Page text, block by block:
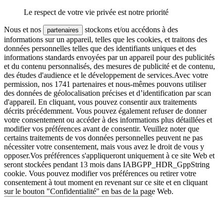
Le respect de votre vie privée est notre priorité
Nous et nos partenaires
stockons et/ou accédons à des
informations sur un appareil, telles que les cookies, et traitons des
données personnelles telles que des identifiants uniques et des
informations standards envoyées par un appareil pour des publicités
et du contenu personnalisés, des mesures de publicité et de contenu,
des études d'audience et le développement de services.Avec votre
permission, nos 1741 partenaires et nous-mêmes pouvons utiliser
des données de géolocalisation précises et d’identification par scan
d'appareil. En cliquant, vous pouvez consentir aux traitements
décrits précédemment. Vous pouvez également refuser de donner
votre consentement ou accéder à des informations plus détaillées et
modifier vos préférences avant de consentir. Veuillez noter que
certains traitements de vos données personnelles peuvent ne pas
nécessiter votre consentement, mais vous avez le droit de vous y
opposer.Vos préférences s'appliqueront uniquement à ce site Web et
seront stockées pendant 13 mois dans IABGPP_HDR_GppString
cookie. Vous pouvez modifier vos préférences ou retirer votre
consentement à tout moment en revenant sur ce site et en cliquant
sur le bouton "Confidentialité" en bas de la page Web.